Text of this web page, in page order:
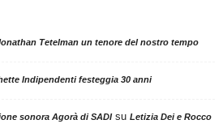
Tetelman un tenore del nostro tempo
Indipendenti festeggia 30 anni
sonora Agorà di SADIsu Letizia Dei e Rocco